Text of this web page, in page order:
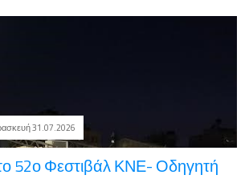
31.07.2026
52ο Φεστιβάλ ΚΝΕ- Οδηγητή